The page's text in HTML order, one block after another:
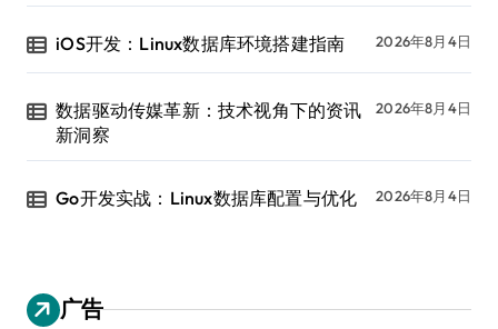
iOS开发：Linux数据库环境搭建指南 2026年8月4日
数据驱动传媒革新：技术视角下的资讯
新洞察
2026年8月4日
Go开发实战：Linux数据库配置与优化 2026年8月4日
广告